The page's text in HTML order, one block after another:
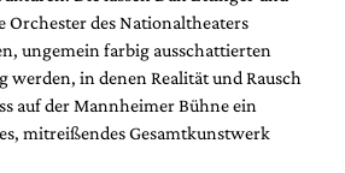
Orchester des Nationaltheaters
ungemein farbig ausschattierten
werden, in denen Realität und Rausch
auf der Mannheimer Bühne ein
mitreißendes Gesamtkunstwerk